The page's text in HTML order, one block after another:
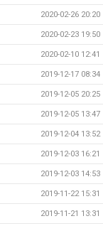
2020-02-26 20:20
2020-02-23 19:50
2020-02-10 12:41
2019-12-17 08:34
2019-12-05 20:25
2019-12-05 13:47
2019-12-04 13:52
2019-12-03 16:21
2019-12-03 14:53
2019-11-22 15:31
2019-11-21 13:31